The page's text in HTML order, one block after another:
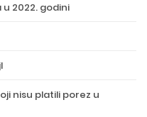
2022. godini
nisu platili porez u